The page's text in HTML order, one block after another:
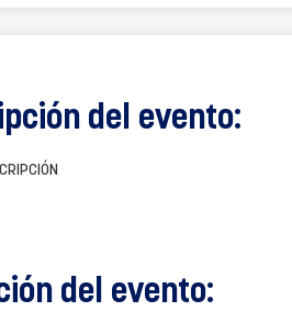
del evento:
del evento: